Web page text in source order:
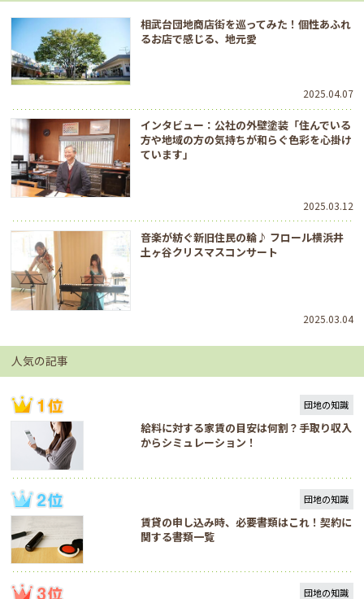
相武台団地商店街を巡ってみた！個性あふれ
るお店で感じる、地元愛
2025.04.07
インタビュー：公社の外壁塗装「住んでいる
方や地域の方の気持ちが和らぐ色彩を心掛け
ています」
2025.03.12
音楽が紡ぐ新旧住民の輪♪ フロール横浜井
土ヶ谷クリスマスコンサート
2025.03.04
人気の記事
団地の知識
給料に対する家賃の目安は何割？手取り収入
からシミュレーション！
団地の知識
賃貸の申し込み時、必要書類はこれ！契約に
関する書類一覧
団地の知識